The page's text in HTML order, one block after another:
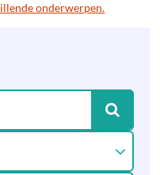
onderwerpen.